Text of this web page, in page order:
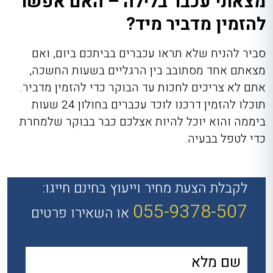
להזמין מדביר מיד?
סביר להניח שלא תראו עכברים בביתכם ביום, ואם
מצאתם אחד מסתובב בין הרגליים בשעות החשכה,
אתם לא צריכים לחכות עד הבוקר כדי להזמין מדביר.
תוכלו להזמין דרכנו לוכד עכברים בחולון 24 שעות
ביממה והוא יוכל להיות אצלכם כבר בבוקר שלמחרת
כדי לטפל בבעיה.
לקבלת הצעת מחיר וייעוץ בחינם חייגו:
055-9378-507 או השאירו פרטים